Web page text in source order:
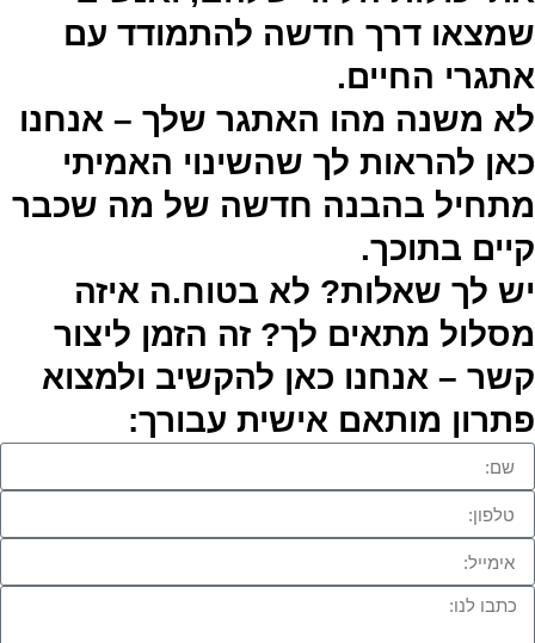
שמצאו דרך חדשה להתמודד עם
אתגרי החיים.
לא משנה מהו האתגר שלך – אנחנו
כאן להראות לך שהשינוי האמיתי
מתחיל בהבנה חדשה של מה שכבר
קיים בתוכך.
יש לך שאלות? לא בטוח.ה איזה
מסלול מתאים לך? זה הזמן ליצור
קשר – אנחנו כאן להקשיב ולמצוא
פתרון מותאם אישית עבורך: